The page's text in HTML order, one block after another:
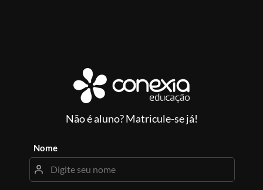
Não é aluno? Matricule-se já!
Nome